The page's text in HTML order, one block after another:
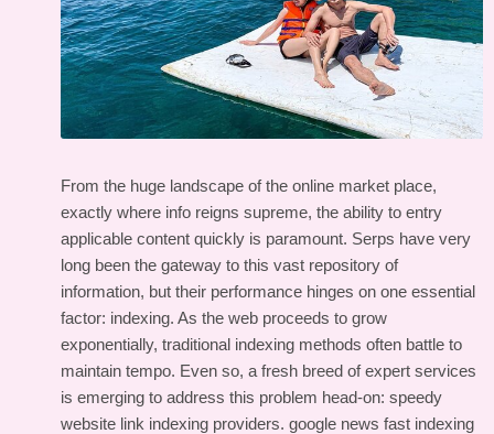
From the huge landscape of the online market place,
exactly where info reigns supreme, the ability to entry
applicable content quickly is paramount. Serps have very
long been the gateway to this vast repository of
information, but their performance hinges on one essential
factor: indexing. As the web proceeds to grow
exponentially, traditional indexing methods often battle to
maintain tempo. Even so, a fresh breed of expert services
is emerging to address this problem head-on: speedy
website link indexing providers. google news fast indexing